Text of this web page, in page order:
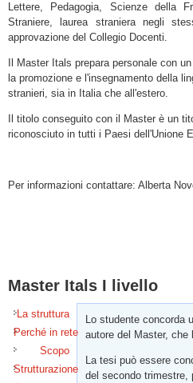
Lettere, Pedagogia, Scienze della
Straniere, laurea straniera negli
approvazione del Collegio Docenti.
Il Master Itals prepara personale con
la promozione e l'insegnamento della
stranieri, sia in Italia che all'estero.
Il titolo conseguito con il Master è un
riconosciuto in tutti i Paesi dell'Unione
Per informazioni contattare: Alberta
Master Itals I livello
La struttura
Perché in rete
Scopo
Strutturazione
Lo studente concorda
autore del Master, che
La tesi può essere
del secondo trimestre,